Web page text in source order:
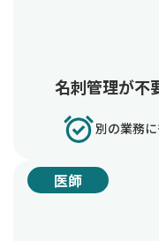
名刺管理が不
別の業務
医師